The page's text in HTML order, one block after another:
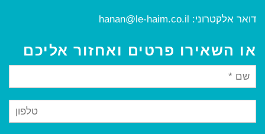
דואר אלקטרוני: hanan@le-haim.co.il
או השאירו פרטים ואחזור אליכם